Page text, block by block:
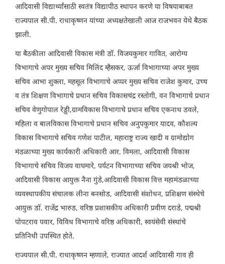
आदिवासी विद्यार्थ्यांसाठी स्वतंत्र विद्यापीठ स्थापन करणे या विषयाबाबत
राज्यपाल सी.पी. राधाकृष्णन यांच्या अध्यक्षतेखाली आज राजभवन येथे बैठक
झाली.
या बैठकीला आदिवासी विकास मंत्री डॉ. विजयकुमार गावित, आरोग्य
विभागाचे अपर मुख्य सचिव मिलिंद म्हैसकर, ऊर्जा विभागाच्या अपर मुख्य
सचिव आभा शुक्ला, महसूल विभागाचे अप्पर मुख्य सचिव राजेश कुमार, उच्च
व तंत्र शिक्षण विभागाचे प्रधान सचिव विकासचंद्र रस्तोगी, वन विभागाचे प्रधान
सचिव वेणुगोपाल रेड्डी,ग्रामविकास विभागाचे प्रधान सचिव एकनाथ डवले,
महिला व बालविकास विभागाचे प्रधान सचिव अनुपकुमार यादव, कौशल्य
विकास विभागाचे सचिव गणेश पाटील, महाराष्ट्र राज्य खादी व ग्रामोद्योग
मंडळाच्या मुख्य कार्यकारी अधिकारी आर. विमला, आदिवासी विकास
विभागाचे सचिव विजय वाघमारे, पर्यटन विभागाच्या सचिव जयश्री भोज,
आदिवासी विकास आयुक्त नैना गुंडे,आदिवासी विकास वित्त महामंडळाच्या
व्यवस्थापकीय संचालक लीना बनसोड, आदिवासी संशोधन, प्रशिक्षण संस्थेचे
आयुक्त डॉ. राजेंद्र भारुड, वरिष्ठ प्रशासकीय अधिकारी प्रवीण दराडे, पद्मश्री
पोपटराव पवार, विविध विभागाचे वरिष्ठ अधिकारी, स्वयंसेवी संस्थांचे
प्रतिनिधी उपस्थित होते.
राज्यपाल सी.पी. राधाकृष्णन म्हणाले, राज्यात आदर्श आदिवासी गाव ही